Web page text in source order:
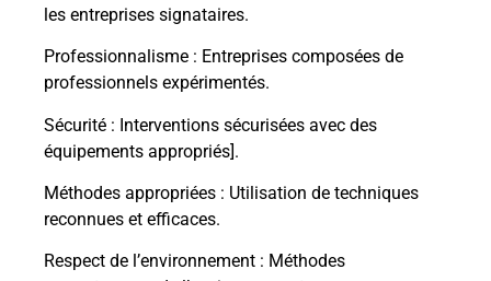
les entreprises signataires.
Professionnalisme : Entreprises composées de
professionnels expérimentés.
Sécurité : Interventions sécurisées avec des
équipements appropriés].
Méthodes appropriées : Utilisation de techniques
reconnues et efficaces.
Respect de l’environnement : Méthodes